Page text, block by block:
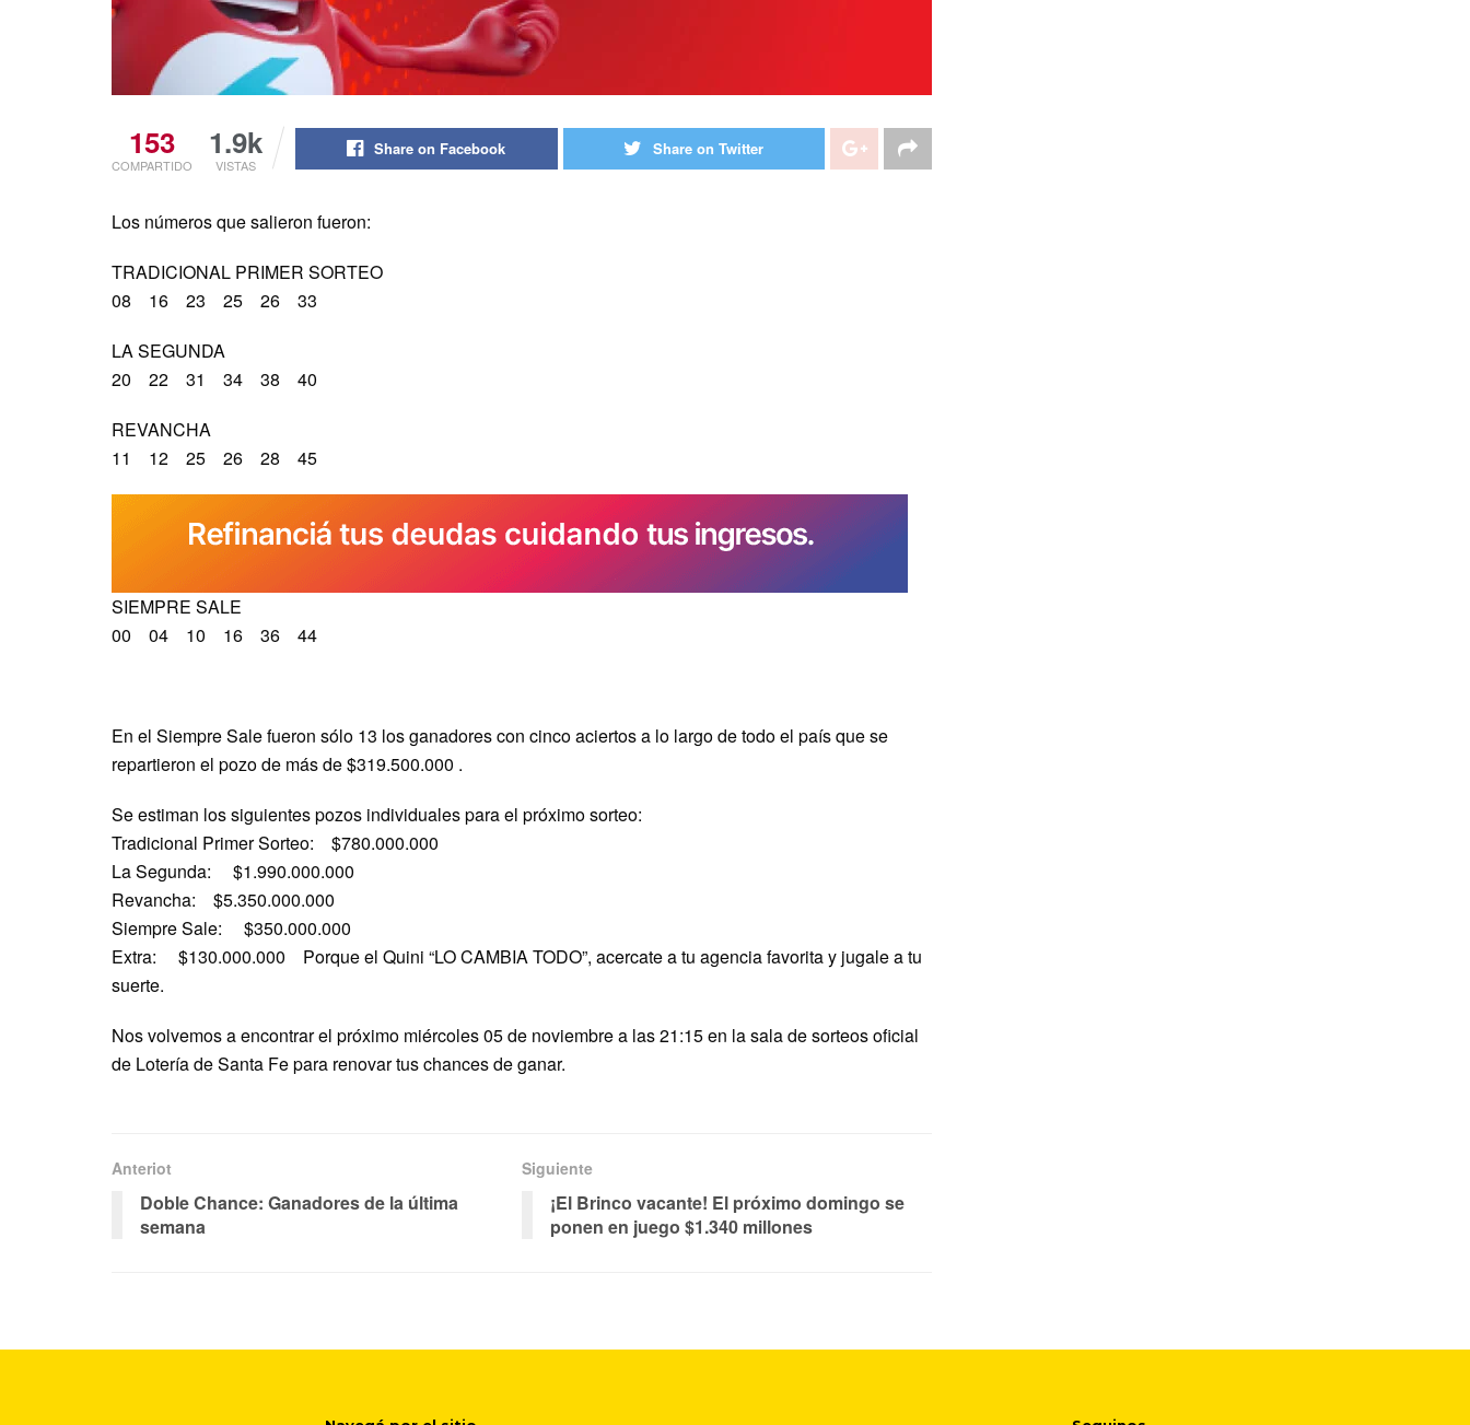
153
COMPARTIDO
1.9k
VISTAS
Share on Facebook Share on Twitter
Los números que salieron fueron:
TRADICIONAL PRIMER SORTEO
08 16 23 25 26 33
LA SEGUNDA
20 22 31 34 38 40
REVANCHA
11 12 25 26 28 45
SIEMPRE SALE
00 04 10 16 36 44
En el Siempre Sale fueron sólo 13 los ganadores con cinco aciertos a lo largo de todo el país que se
repartieron el pozo de más de $319.500.000 .
Se estiman los siguientes pozos individuales para el próximo sorteo:
Tradicional Primer Sorteo: $780.000.000
La Segunda: $1.990.000.000
Revancha: $5.350.000.000
Siempre Sale: $350.000.000
Extra: $130.000.000 Porque el Quini “LO CAMBIA TODO”, acercate a tu agencia favorita y jugale a tu
suerte.
Nos volvemos a encontrar el próximo miércoles 05 de noviembre a las 21:15 en la sala de sorteos oficial
de Lotería de Santa Fe para renovar tus chances de ganar.
Anteriot
Doble Chance: Ganadores de la última
semana
Siguiente
¡El Brinco vacante! El próximo domingo se
ponen en juego $1.340 millones